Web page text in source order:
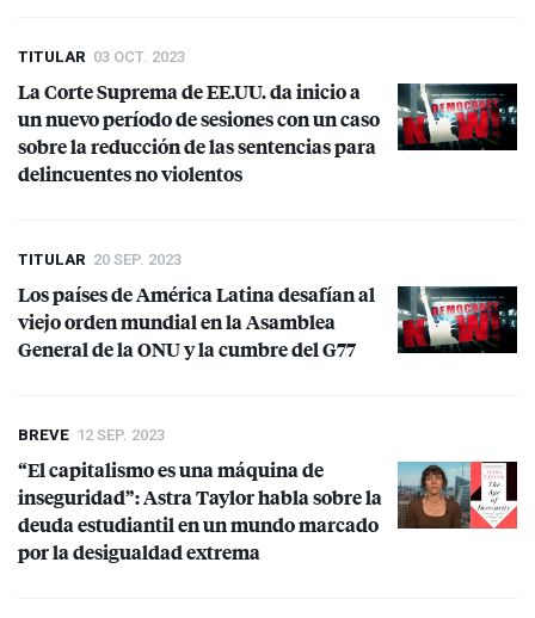
TITULAR 03 OCT. 2023
La Corte Suprema de EE.UU. da inicio a
un nuevo período de sesiones con un caso
sobre la reducción de las sentencias para
delincuentes no violentos
TITULAR 20 SEP. 2023
Los países de América Latina desafían al
viejo orden mundial en la Asamblea
General de laONUy la cumbre del G77
BREVE 12 SEP. 2023
“El capitalismo es una máquina de
inseguridad”: Astra Taylor habla sobre la
deuda estudiantil en un mundo marcado
por la desigualdad extrema